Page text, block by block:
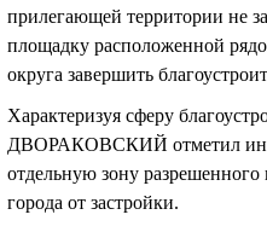
прилегающей территории не
площадку расположенной
округа завершить
Характеризуя сферу
ДВОРАКОВСКИЙ отметил
отдельную зону разрешенного
города от застройки.